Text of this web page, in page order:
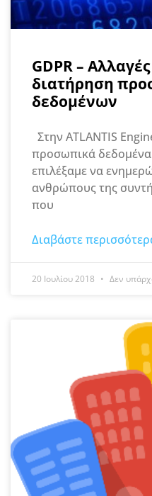
GDPR –
διατήρηση
δεδομένων
Στην ATLANTIS
προσωπικά δεδομένα
επιλέξαμε να
ανθρώπους της
που
Διαβάστε
20 Ιουλίου 2018 Δεν